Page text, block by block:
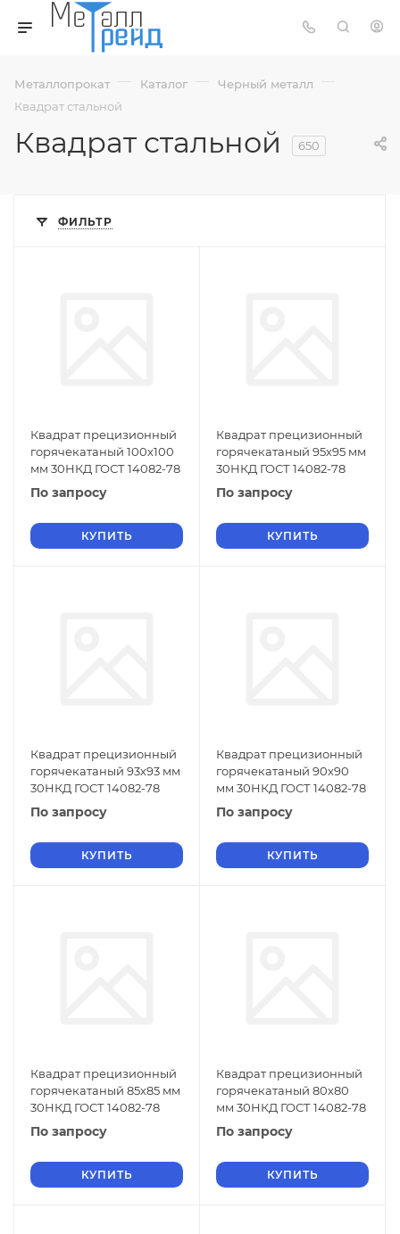
Металлопрокат — Каталог — Черный металл —
Квадрат стальной
Квадрат стальной 650
ФИЛЬТР
Квадрат прецизионный
горячекатаный 100х100
мм 30НКД ГОСТ 14082-78
По запросу
КУПИТЬ
Квадрат прецизионный
горячекатаный 95х95 мм
30НКД ГОСТ 14082-78
По запросу
КУПИТЬ
Квадрат прецизионный
горячекатаный 93х93 мм
30НКД ГОСТ 14082-78
По запросу
КУПИТЬ
Квадрат прецизионный
горячекатаный 90х90
мм 30НКД ГОСТ 14082-78
По запросу
КУПИТЬ
Квадрат прецизионный
горячекатаный 85х85 мм
30НКД ГОСТ 14082-78
По запросу
КУПИТЬ
Квадрат прецизионный
горячекатаный 80х80
мм 30НКД ГОСТ 14082-78
По запросу
КУПИТЬ